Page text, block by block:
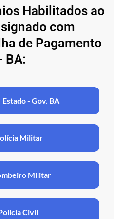
Habilitados ao
com
de Pagamento
BA:
- Gov. BA
Militar
Militar
Civil